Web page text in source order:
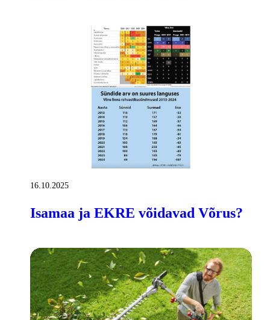
16.10.2025
Isamaa ja EKRE võidavad Võrus?